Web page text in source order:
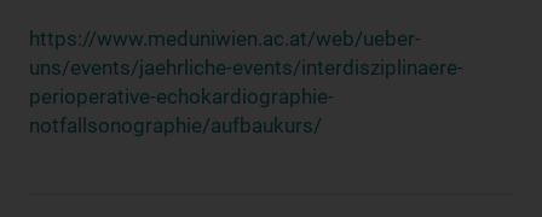
https://www.meduniwien.ac.at/web/ueber-
uns/events/jaehrliche-events/interdisziplinaere-
perioperative-echokardiographie-
notfallsonographie/aufbaukurs/